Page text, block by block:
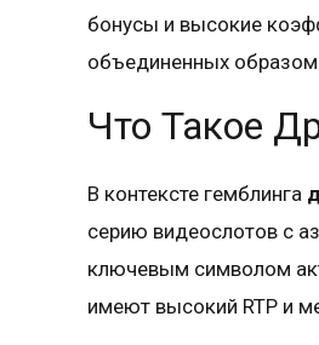
бонусы и высокие
объединенных
Что Такое
В контексте гемблинга
серию видеослотов с
ключевым символом
имеют высокий RTP и